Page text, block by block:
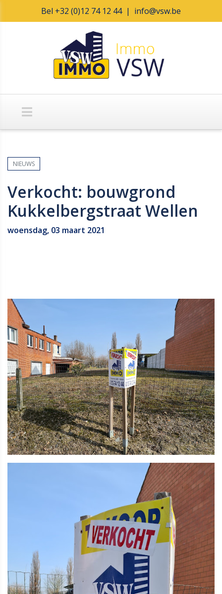
Bel +32 (0)12 74 12 44| info@vsw.be
NIEUWS
Verkocht: bouwgrond
Kukkelbergstraat Wellen
woensdag, 03 maart 2021